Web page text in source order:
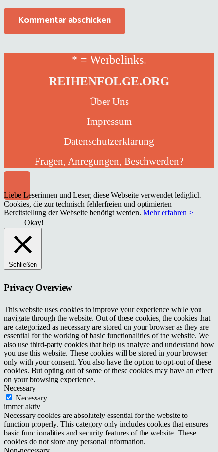
Kommentar abschicken
* = Werbelinks.
REIHENFOLGE.ORG
Über Uns
Impressum
Datenschutzerklärung
Fragen, Anregungen, Beschwerden?
Liebe Leserinnen und Leser, diese Webseite verwendet lediglich
Cookies, die zur technisch fehlerfreien und optimierten
Bereitstellung der Webseite benötigt werden. Mehr erfahren >
Okay!
Schließen
Privacy Overview
This website uses cookies to improve your experience while you
navigate through the website. Out of these cookies, the cookies that
are categorized as necessary are stored on your browser as they are
essential for the working of basic functionalities of the website. We
also use third-party cookies that help us analyze and understand how
you use this website. These cookies will be stored in your browser
only with your consent. You also have the option to opt-out of these
cookies. But opting out of some of these cookies may have an effect
on your browsing experience.
Necessary
Necessary
immer aktiv
Necessary cookies are absolutely essential for the website to
function properly. This category only includes cookies that ensures
basic functionalities and security features of the website. These
cookies do not store any personal information.